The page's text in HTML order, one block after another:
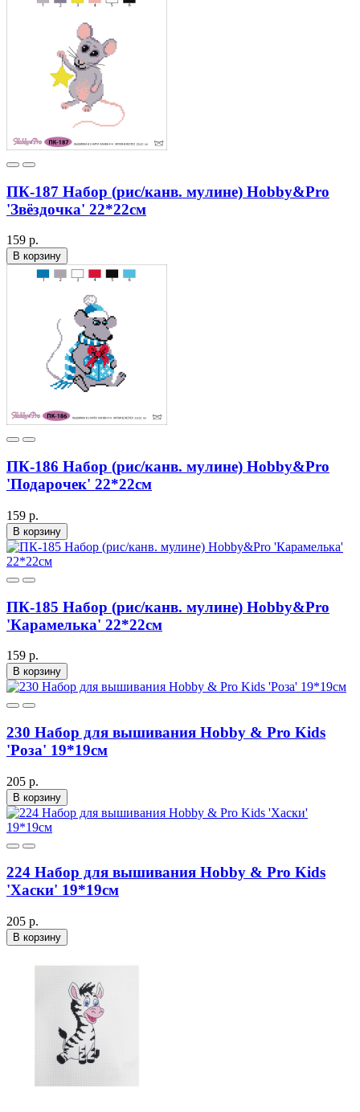
ПК-187 Набор (рис/канв. мулине) Hobby&Pro
'Звёздочка' 22*22см
159 р.
В корзину
ПК-186 Набор (рис/канв. мулине) Hobby&Pro
'Подарочек' 22*22см
159 р.
В корзину
ПК-185 Набор (рис/канв. мулине) Hobby&Pro
'Карамелька' 22*22см
159 р.
В корзину
230 Набор для вышивания Hobby & Pro Kids
'Роза' 19*19см
205 р.
В корзину
224 Набор для вышивания Hobby & Pro Kids
'Хаски' 19*19см
205 р.
В корзину